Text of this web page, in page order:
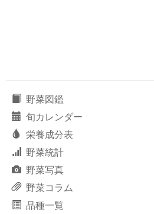
野菜図鑑
旬カレンダー
栄養成分表
野菜統計
野菜写真
野菜コラム
品種一覧